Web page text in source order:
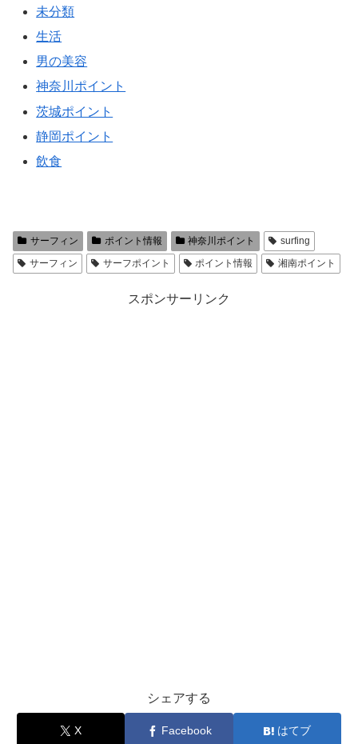
未分類
生活
男の美容
神奈川ポイント
茨城ポイント
静岡ポイント
飲食
サーフィン ポイント情報 神奈川ポイント
surfing
サーフィン
サーフポイント ポイント情報 湘南ポイント
スポンサーリンク
シェアする
X Facebook はてブ